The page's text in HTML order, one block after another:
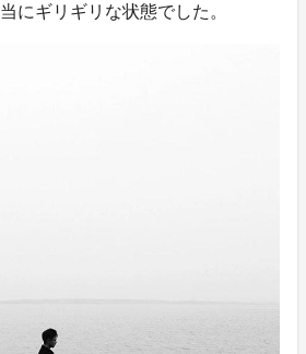
にギリギリな状態でした。